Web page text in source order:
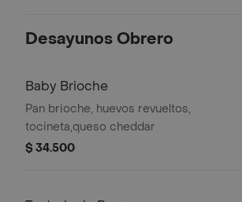
Desayunos Obrero
Baby Brioche
Pan brioche, huevos revueltos,
tocineta,queso cheddar
$ 34.500